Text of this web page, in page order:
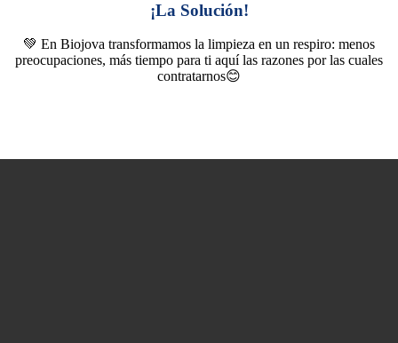
¡La Solución!
💚 En Biojova transformamos la limpieza en un respiro: menos
preocupaciones, más tiempo para ti aquí las razones por las cuales
contratarnos😊